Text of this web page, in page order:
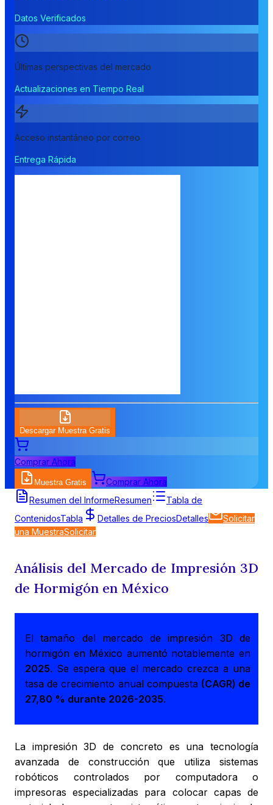
Datos Verificados
Últimas perspectivas del mercado
Actualizaciones en Tiempo Real
Acceso instantáneo por correo
Entrega Rápida
Descargar Muestra Gratis
Comprar Ahora
Muestra Gratis
Comprar Ahora
Resumen del InformeResumen
Tabla de
ContenidosTabla Detalles de PreciosDetalles
Solicitar
una MuestraSolicitar
Análisis del Mercado de Impresión 3D
de Hormigón en México
El tamaño del mercado de impresión 3D de
hormigón en México aumentó notablemente en
2025. Se espera que el mercado crezca a una
tasa de crecimiento anual compuesta (CAGR) de
27,80 % durante 2026-2035.
La impresión 3D de concreto es una tecnología
avanzada de construcción que utiliza sistemas
robóticos controlados por computadora o
impresoras especializadas para colocar capas de